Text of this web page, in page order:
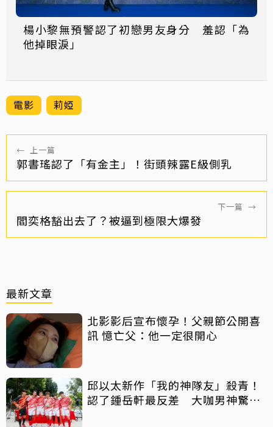
楊小黎無預警認了初戀男友身分 羞認「為
他掉眼淚」
電影 莉婭
← 上一篇
郭書瑤認了「有金主」！街頭辣露E級側乳
下一篇 →
閻奕格豁出去了？被逼到極限大爆發
最新文章
北影影后宣布懷孕！父親節公開喜
訊 憶亡父：他一定很開心
邱以太新作「我的神隊友」殺青！
認了鍾岳軒最反差 大咖男神驚喜